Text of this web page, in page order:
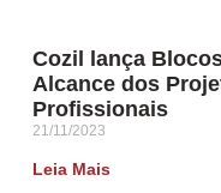
Cozil lança
Alcance dos
Profissionais
21/11/2023
Leia Mais